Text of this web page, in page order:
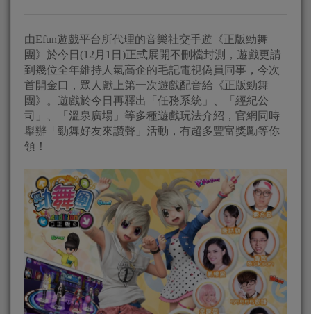
由Efun遊戲平台所代理的音樂社交手遊《正版勁舞
團》於今日(12月1日)正式展開不刪檔封測，遊戲更請
到幾位全年維持人氣高企的毛記電視偽員同事，今次
首開金口，眾人獻上第一次遊戲配音給《正版勁舞
團》。遊戲於今日再釋出「任務系統」、「經紀公
司」、「溫泉廣場」等多種遊戲玩法介紹，官網同時
舉辦「勁舞好友來讚聲」活動，有超多豐富獎勵等你
領！